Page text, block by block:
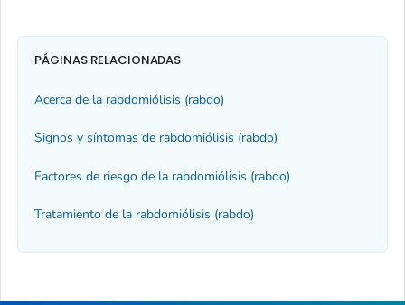
PÁGINAS RELACIONADAS
Acerca de la rabdomiólisis (rabdo)
Signos y síntomas de rabdomiólisis (rabdo)
Factores de riesgo de la rabdomiólisis (rabdo)
Tratamiento de la rabdomiólisis (rabdo)